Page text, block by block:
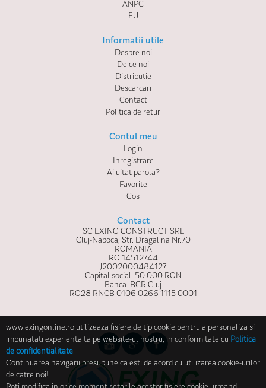
ANPC
EU
Informatii utile
Despre noi
De ce noi
Distributie
Descarcari
Contact
Politica de retur
Contul meu
Login
Inregistrare
Ai uitat parola?
Favorite
Cos
Contact
SC EXING CONSTRUCT SRL
Cluj-Napoca, Str. Dragalina Nr.70
ROMANIA
RO 14512744
J2002000484127
Capital social: 50.000 RON
Banca: BCR Cluj
RO28 RNCB 0106 0266 1115 0001
www.exingonline.ro utilizeaza fisiere de tip cookie pentru a personaliza si
imbunatati experienta ta pe website-ul nostru, in conformitate cu Politica
de confidentialitate.
Continuarea navigarii presupune ca esti de acord cu utilizarea cookie-urilor
de catre noi!